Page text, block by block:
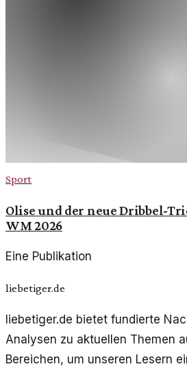
Sport
Olise und der neue Dribbel-
WM 2026
Eine Publikation
liebetiger.de
liebetiger.de bietet fundierte
Analysen zu aktuellen Themen
Bereichen, um unseren Lesern